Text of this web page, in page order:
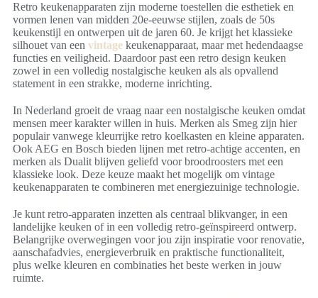
Retro keukenapparaten zijn moderne toestellen die esthetiek en
vormen lenen van midden 20e-eeuwse stijlen, zoals de 50s
keukenstijl en ontwerpen uit de jaren 60. Je krijgt het klassieke
silhouet van een vintage keukenapparaat, maar met hedendaagse
functies en veiligheid. Daardoor past een retro design keuken
zowel in een volledig nostalgische keuken als als opvallend
statement in een strakke, moderne inrichting.
In Nederland groeit de vraag naar een nostalgische keuken omdat
mensen meer karakter willen in huis. Merken als Smeg zijn hier
populair vanwege kleurrijke retro koelkasten en kleine apparaten.
Ook AEG en Bosch bieden lijnen met retro-achtige accenten, en
merken als Dualit blijven geliefd voor broodroosters met een
klassieke look. Deze keuze maakt het mogelijk om vintage
keukenapparaten te combineren met energiezuinige technologie.
Je kunt retro-apparaten inzetten als centraal blikvanger, in een
landelijke keuken of in een volledig retro-geïnspireerd ontwerp.
Belangrijke overwegingen voor jou zijn inspiratie voor renovatie,
aanschafadvies, energieverbruik en praktische functionaliteit,
plus welke kleuren en combinaties het beste werken in jouw
ruimte.